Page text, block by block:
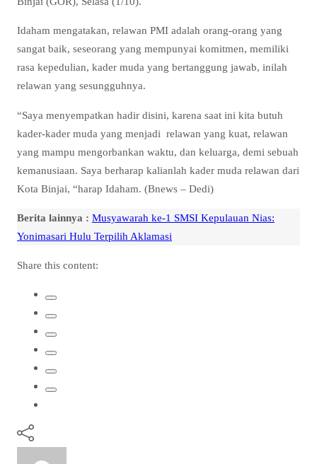
Idaham mengatakan, relawan PMI adalah orang-orang yang
sangat baik, seseorang yang mempunyai komitmen, memiliki
rasa kepedulian, kader muda yang bertanggung jawab, inilah
relawan yang sesungguhnya.
“Saya menyempatkan hadir disini, karena saat ini kita butuh
kader-kader muda yang menjadi relawan yang kuat, relawan
yang mampu mengorbankan waktu, dan keluarga, demi sebuah
kemanusiaan. Saya berharap kalianlah kader muda relawan dari
Kota Binjai, “harap Idaham. (Bnews – Dedi)
Berita lainnya : Musyawarah ke-1 SMSI Kepulauan Nias:
Yonimasari Hulu Terpilih Aklamasi
Share this content: